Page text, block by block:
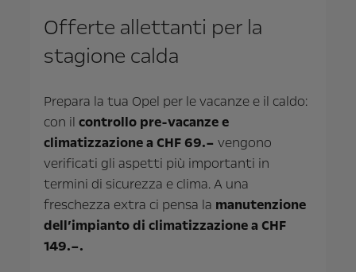
Offerte allettanti per la
stagione calda
Prepara la tua Opel per le vacanze e il caldo:
con ilcontrollo pre-vacanze e
climatizzazione a CHF 69.– vengono
verificati gli aspetti più importanti in
termini di sicurezza e clima. A una
freschezza extra ci pensa la manutenzione
dell’impianto di climatizzazione a CHF
149.–.